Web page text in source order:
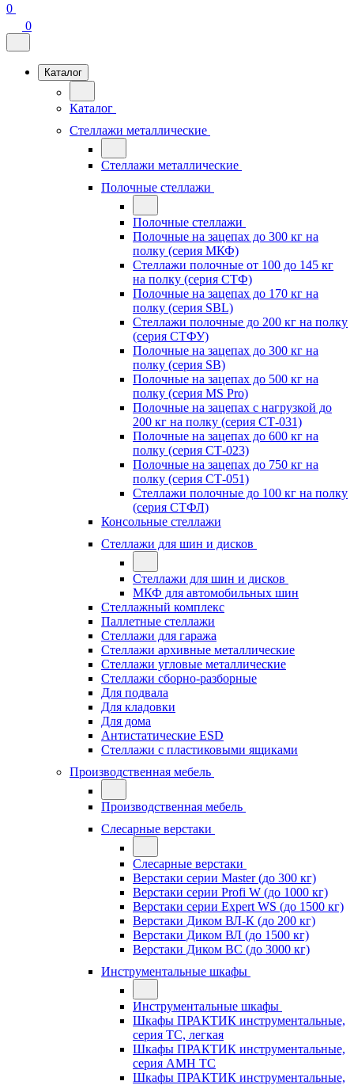
0
0
Каталог
Каталог
Стеллажи металлические
Стеллажи металлические
Полочные стеллажи
Полочные стеллажи
Полочные на зацепах до 300 кг на
полку (серия МКФ)
Стеллажи полочные от 100 до 145 кг
на полку (серия СТФ)
Полочные на зацепах до 170 кг на
полку (серия SBL)
Стеллажи полочные до 200 кг на полку
(серия СТФУ)
Полочные на зацепах до 300 кг на
полку (серия SB)
Полочные на зацепах до 500 кг на
полку (серия MS Pro)
Полочные на зацепах с нагрузкой до
200 кг на полку (серия СТ-031)
Полочные на зацепах до 600 кг на
полку (серия СТ-023)
Полочные на зацепах до 750 кг на
полку (серия СТ-051)
Стеллажи полочные до 100 кг на полку
(серия СТФЛ)
Консольные стеллажи
Стеллажи для шин и дисков
Стеллажи для шин и дисков
МКФ для автомобильных шин
Стеллажный комплекс
Паллетные стеллажи
Стеллажи для гаража
Стеллажи архивные металлические
Стеллажи угловые металлические
Стеллажи сборно-разборные
Для подвала
Для кладовки
Для дома
Антистатические ESD
Стеллажи с пластиковыми ящиками
Производственная мебель
Производственная мебель
Слесарные верстаки
Слесарные верстаки
Верстаки серии Master (до 300 кг)
Верстаки серии Profi W (до 1000 кг)
Верстаки серии Expert WS (до 1500 кг)
Верстаки Диком ВЛ-К (до 200 кг)
Верстаки Диком ВЛ (до 1500 кг)
Верстаки Диком ВС (до 3000 кг)
Инструментальные шкафы
Инструментальные шкафы
Шкафы ПРАКТИК инструментальные,
серия TC, легкая
Шкафы ПРАКТИК инструментальные,
серия AMH TC
Шкафы ПРАКТИК инструментальные,